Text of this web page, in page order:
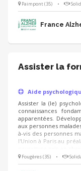
Paimpont (35) •
France
Assister la
Aide
Assister la (le)
connaissances
apparentées.
aux personnes
à-vis des personnes
l'Union à Paris au
Fougères (35) •